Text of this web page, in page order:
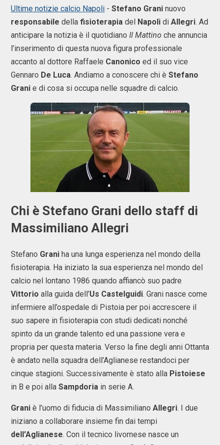
Ultime notizie calcio Napoli - Stefano Grani nuovo
responsabile della fisioterapia del Napoli di Allegri. Ad
anticipare la notizia è il quotidiano Il Mattino che annuncia
l’inserimento di questa nuova figura professionale
accanto al dottore Raffaele Canonico ed il suo vice
Gennaro De Luca. Andiamo a conoscere chi è Stefano
Grani e di cosa si occupa nelle squadre di calcio.
Chi è Stefano Grani dello staff di
Massimiliano Allegri
Stefano Grani ha una lunga esperienza nel mondo della
fisioterapia. Ha iniziato la sua esperienza nel mondo del
calcio nel lontano 1986 quando affiancò suo padre
Vittorio alla guida dell’Us Castelguidi. Grani nasce come
infermiere all’ospedale di Pistoia per poi accrescere il
suo sapere in fisioterapia con studi dedicati nonché
spinto da un grande talento ed una passione vera e
propria per questa materia. Verso la fine degli anni Ottanta
è andato nella squadra dell’Aglianese restandoci per
cinque stagioni. Successivamente è stato alla Pistoiese
in B e poi alla Sampdoria in serie A.
Grani è l’uomo di fiducia di Massimiliano Allegri. I due
iniziano a collaborare insieme fin dai tempi
dell’Aglianese. Con il tecnico livornese nasce un